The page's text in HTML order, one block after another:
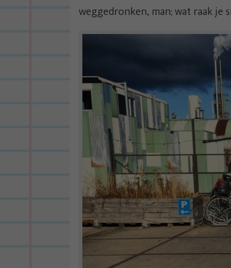
weggedronken, man; wat raak je